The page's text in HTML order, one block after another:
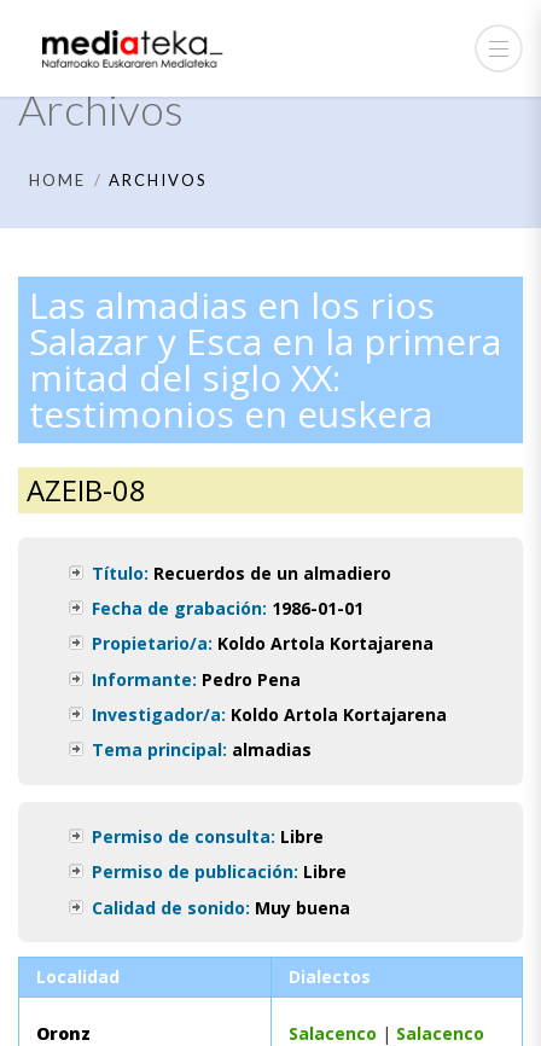
Archivos
HOME ARCHIVOS
Las almadias en los rios
Salazar y Esca en la primera
mitad del siglo XX:
testimonios en euskera
AZEIB-08
Título: Recuerdos de un almadiero
Fecha de grabación: 1986-01-01
Propietario/a: Koldo Artola Kortajarena
Informante: Pedro Pena
Investigador/a: Koldo Artola Kortajarena
Tema principal: almadias
Permiso de consulta: Libre
Permiso de publicación: Libre
Calidad de sonido: Muy buena
Localidad Dialectos
Oronz Salacenco | Salacenco